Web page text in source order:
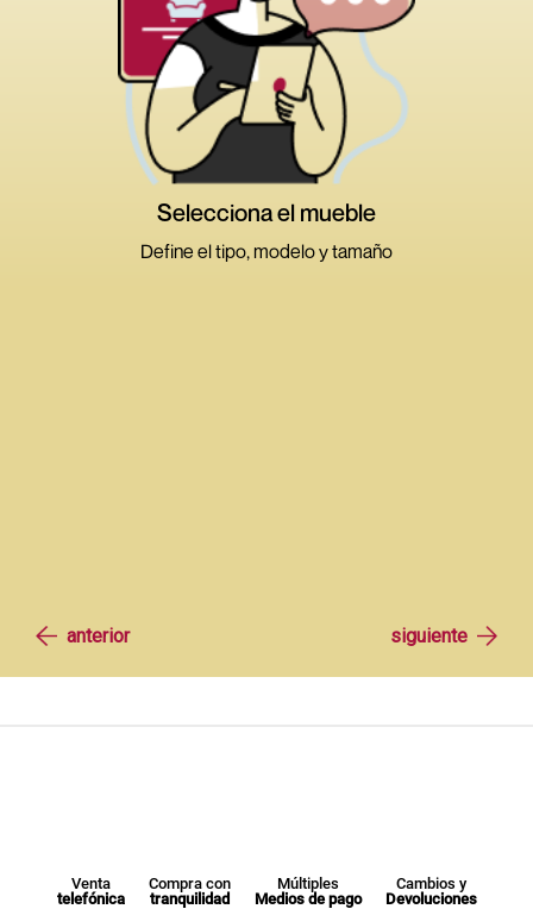
Venta
telefónica
Compra con
tranquilidad
Múltiples
Medios de pago
Cambios y
Devoluciones